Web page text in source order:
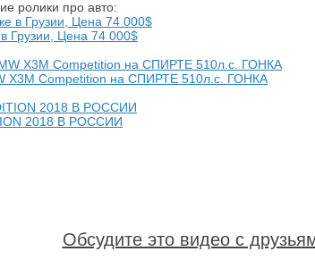
ролики про авто:
Грузии, Цена 74 000$
X3M Competition на СПИРТЕ 510л.с. ГОНКА
2018 В РОССИИ
Обсудите это видео с